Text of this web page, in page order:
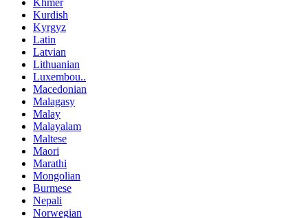
Khmer
Kurdish
Kyrgyz
Latin
Latvian
Lithuanian
Luxembou..
Macedonian
Malagasy
Malay
Malayalam
Maltese
Maori
Marathi
Mongolian
Burmese
Nepali
Norwegian